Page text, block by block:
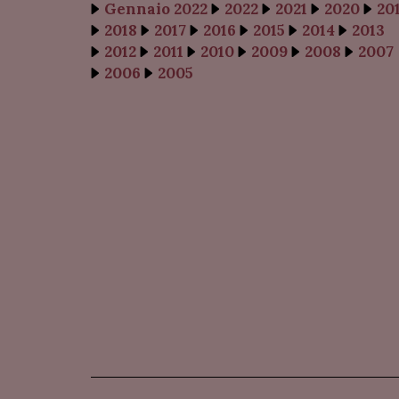
Gennaio 2022 2022 2021 2020
2018
2017 2016 2015 2014
2013
2012
2011 2010 2009 2008
2007
2006
2005